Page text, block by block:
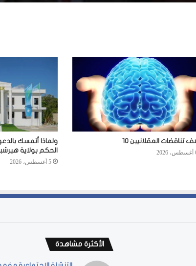
تناقضات العقلانيين 10
ولماذا أتمسك
الحكم بولاية
5 أغسطس، 2026
الأكثرة مشاهدة